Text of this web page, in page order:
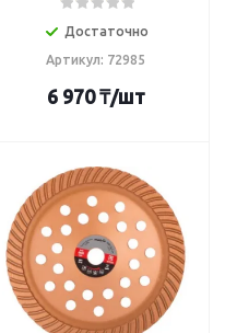
Достаточно
Артикул: 72985
6 970₸/шт